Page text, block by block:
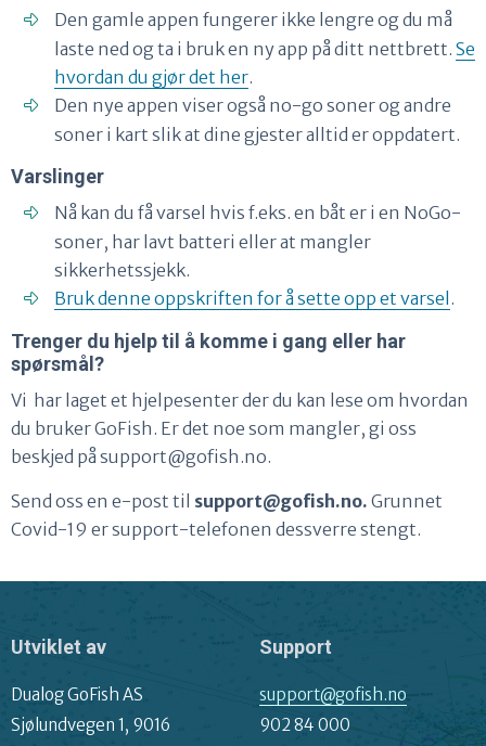
Den gamle appen fungerer ikke lengre og du må
laste ned og ta i bruk en ny app på ditt nettbrett. Se
hvordan du gjør det her.
Den nye appen viser også no-go soner og andre
soner i kart slik at dine gjester alltid er oppdatert.
Varslinger
Nå kan du få varsel hvis f.eks. en båt er i en NoGo-
soner, har lavt batteri eller at mangler
sikkerhetssjekk.
Bruk denne oppskriften for å sette opp et varsel .
Trenger du hjelp til å komme i gang eller har
spørsmål?
Vi har laget et hjelpesenter der du kan lese om hvordan
du bruker GoFish. Er det noe som mangler, gi oss
beskjed på support@gofish.no.
Send oss en e-post til support@gofish.no. Grunnet
Covid-19 er support-telefonen dessverre stengt.
Utviklet av
Dualog GoFish AS
Sjølundvegen 1, 9016
Support
support@gofish.no
902 84 000